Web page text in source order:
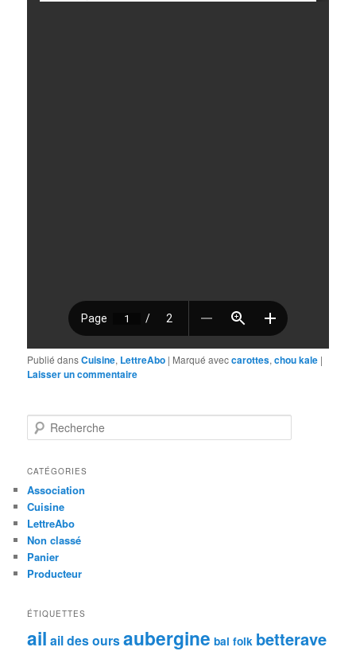
Publié dansCuisine, LettreAbo | Marqué aveccarottes,chou kale |
Laisser un commentaire
e
h
r
c
h
e
CATÉGORIES
Association
Cuisine
LettreAbo
Non classé
Panier
Producteur
ÉTIQUETTES
ail ail des oursaubergine bal folk betterave